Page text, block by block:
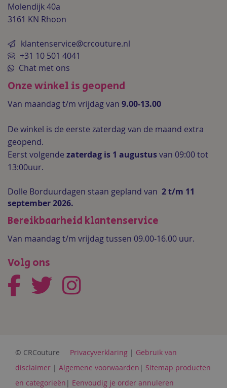
Molendijk 40a
3161 KN Rhoon
klantenservice@crcouture.nl
+31 10 501 4041
Chat met ons
Onze winkel is geopend
Van maandag t/m vrijdag van 9.00-13.00
De winkel is de eerste zaterdag van de maand extra
geopend.
Eerst volgende zaterdag is 1 augustusvan 09:00 tot
13:00uur.
Dolle Borduurdagen staan gepland van 2 t/m 11
september 2026.
Bereikbaarheid klantenservice
Van maandag t/m vrijdag tussen 09.00-16.00 uur.
Volg ons
© CRCouture Privacyverklaring | Gebruik van
disclaimer | Algemene voorwaarden | Sitemap producten
en categorieën | Eenvoudig je order annuleren